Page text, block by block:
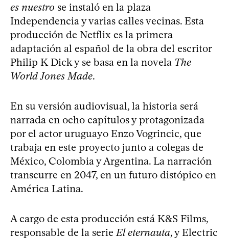
es nuestro se instaló en la plaza
Independencia y varias calles vecinas. Esta
producción de Netflix es la primera
adaptación al español de la obra del escritor
Philip K Dick y se basa en la novela The
World Jones Made.
En su versión audiovisual, la historia será
narrada en ocho capítulos y protagonizada
por el actor uruguayo Enzo Vogrincic, que
trabaja en este proyecto junto a colegas de
México, Colombia y Argentina. La narración
transcurre en 2047, en un futuro distópico en
América Latina.
A cargo de esta producción está K&S Films,
responsable de la serie El eternauta, y Electric